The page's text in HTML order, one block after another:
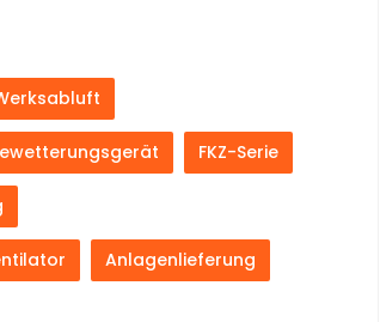
FKZ-Serie
Anlagenlieferung